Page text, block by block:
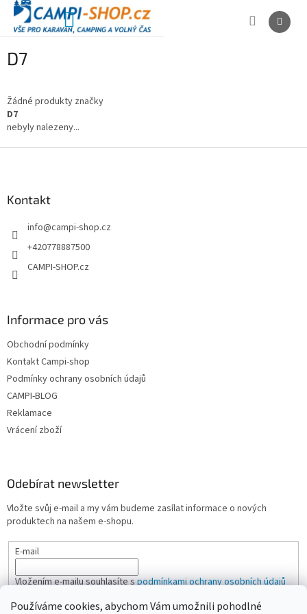
Používáme cookies, abychom Vám umožnili pohodlné
Přejít
obsah
NÁKUPNÍ
D7
Žádné produkty značky
D7
nebyly nalezeny...
Kontakt
info@campi-shop.cz
+420778887500
CAMPI-SHOP.cz
Informace pro vás
Obchodní podmínky
Kontakt Campi-shop
Podmínky ochrany osobních údajů
CAMPI-BLOG
Reklamace
Vrácení zboží
Odebírat newsletter
Vložte svůj e-mail a my vám budeme zasílat informace o nových
produktech na našem e-shopu.
E-mail
Vložením e-mailu souhlasíte spodmínkami ochrany osobních údajů